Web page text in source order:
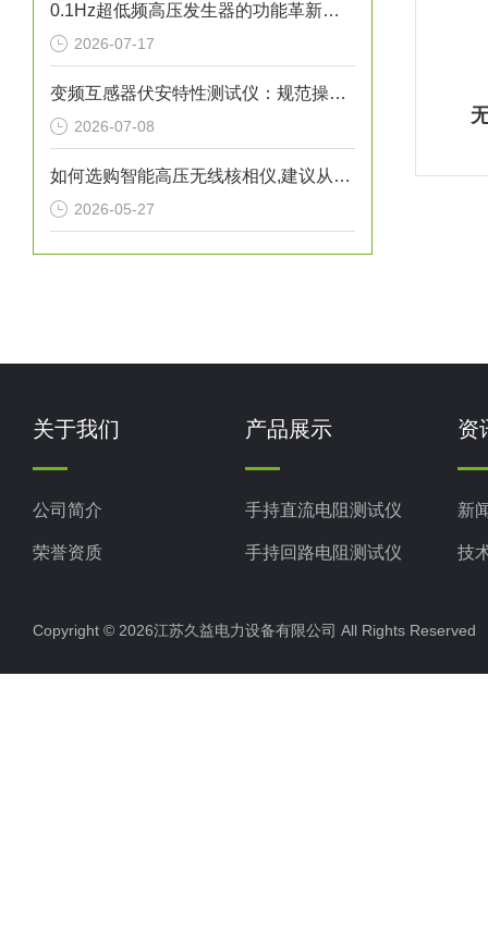
0.1Hz超低频高压发生器的功能革新与工程价值
2026-07-17
变频互感器伏安特性测试仪：规范操作全流程指南
2026-07-08
如何选购智能高压无线核相仪,建议从这几个维度综合考量
2026-05-27
关于我们
公司简介
荣誉资质
产品展示
手持直流电阻测试仪
手持回路电阻测试仪
手持局部放电检测仪
变频串联谐振
资
新
技
Copyright © 2026江苏久益电力设备有限公司 All Rights